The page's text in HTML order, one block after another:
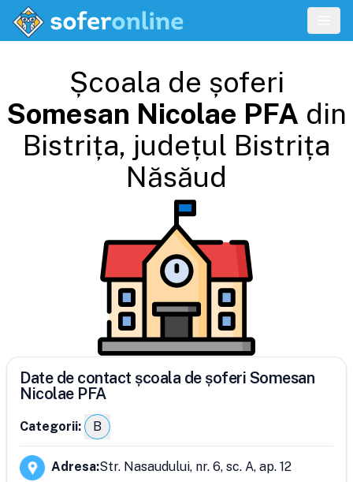
Școala de șoferi
Somesan Nicolae PFA din
Bistrița, județul Bistrița
Năsăud
Date de contact școala de șoferi Somesan
Nicolae PFA
Categorii: B
Adresa:Str. Nasaudului, nr. 6, sc. A, ap. 12